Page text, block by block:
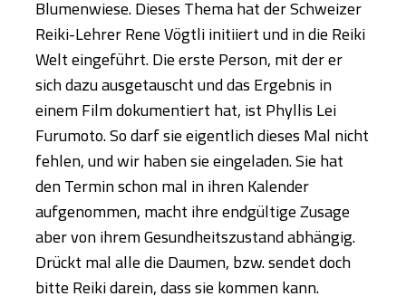
Blumenwiese. Dieses Thema hat der Schweizer
Reiki-Lehrer Rene Vögtli initiiert und in die Reiki
Welt eingeführt. Die erste Person, mit der er
sich dazu ausgetauscht und das Ergebnis in
einem Film dokumentiert hat, ist Phyllis Lei
Furumoto. Sodarf sie eigentlich dieses Mal nicht
fehlen, und wir haben sie eingeladen. Sie hat
den Termin schon mal in ihren Kalender
aufgenommen, macht ihre endgültige Zusage
aber von ihrem Gesundheitszustand abhängig.
Drückt mal alle die Daumen, bzw. sendet doch
bitte Reiki darein, dass sie kommen kann.